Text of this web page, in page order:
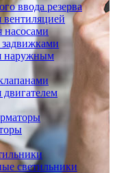
ввода резерва
светильники